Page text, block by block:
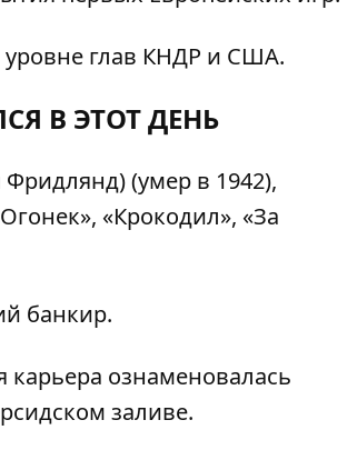
уровне глав КНДР и США.
В ЭТОТ ДЕНЬ
(умер в 1942),
«Крокодил», «За
банкир.
ознаменовалась
заливе.